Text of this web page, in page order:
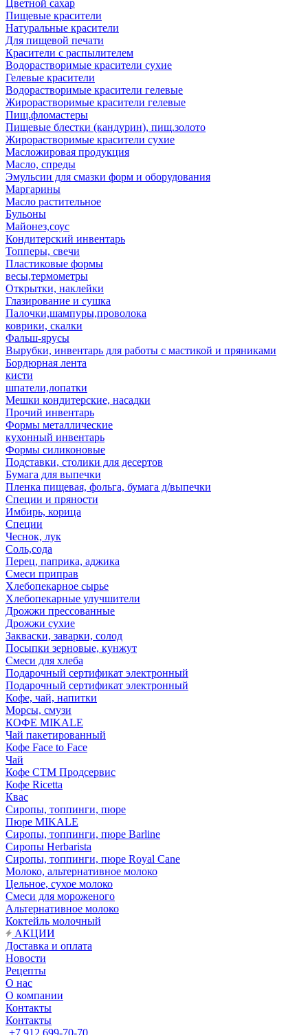
Цветной сахар
Пищевые красители
Натуральные красители
Для пищевой печати
Красители с распылителем
Водорастворимые красители сухие
Гелевые красители
Водорастворимые красители гелевые
Жирорастворимые красители гелевые
Пищ.фломастеры
Пищевые блестки (кандурин), пищ.золото
Жирорастворимые красители сухие
Масложировая продукция
Масло, спреды
Эмульсии для смазки форм и оборудования
Маргарины
Масло растительное
Бульоны
Майонез,соус
Кондитерский инвентарь
Топперы, свечи
Пластиковые формы
весы,термометры
Открытки, наклейки
Глазирование и сушка
Палочки,шампуры,проволока
коврики, скалки
Фальш-ярусы
Вырубки, инвентарь для работы с мастикой и пряниками
Бордюрная лента
кисти
шпатели,лопатки
Мешки кондитерские, насадки
Прочий инвентарь
Формы металлические
кухонный инвентарь
Формы силиконовые
Подставки, столики для десертов
Бумага для выпечки
Пленка пищевая, фольга, бумага д/выпечки
Специи и пряности
Имбирь, корица
Специи
Чеснок, лук
Соль,сода
Перец, паприка, аджика
Смеси приправ
Хлебопекарное сырье
Хлебопекарные улучшители
Дрожжи прессованные
Дрожжи сухие
Закваски, заварки, солод
Посыпки зерновые, кунжут
Смеси для хлеба
Подарочный сертификат электронный
Подарочный сертификат электронный
Кофе, чай, напитки
Морсы, смузи
КОФЕ MIKALE
Чай пакетированный
Кофе Face to Face
Чай
Кофе СТМ Продсервис
Кофе Ricetta
Квас
Сиропы, топпинги, пюре
Пюре MIKALE
Сиропы, топпинги, пюре Barline
Сиропы Herbarista
Сиропы, топпинги, пюре Royal Cane
Молоко, альтернативное молоко
Цельное, сухое молоко
Смеси для мороженого
Альтернативное молоко
Коктейль молочный
АКЦИИ
Доставка и оплата
Новости
Рецепты
О нас
О компании
Контакты
Контакты
+7 912 699-70-70